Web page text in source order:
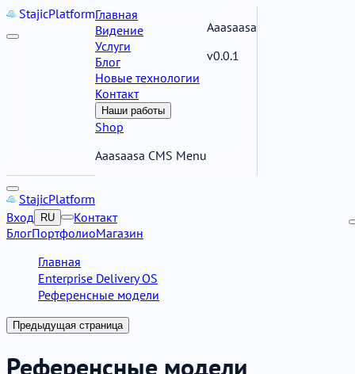
StajicPlatformГлавная
Видение
Услуги
Блог
Новые технологии
Контакт
Наши работы
Shop
Aaasaasa CMS Menu
Aaasaasa
v0.0.1
StajicPlatform
БлогПортфолиоМагазин
Вход RU Контакт
Главная
Enterprise Delivery OS
Референсные модели
Предыдущая страница
Референсные модели